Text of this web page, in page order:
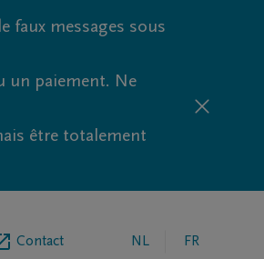
faux messages sous
un paiement. Ne
être totalement
Contact NL FR